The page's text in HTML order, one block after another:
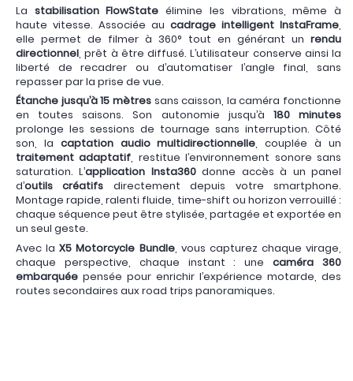
La stabilisation FlowState élimine les vibrations, même à
haute vitesse. Associée au cadrage intelligent InstaFrame,
elle permet de filmer à 360° tout en générant un rendu
directionnel, prêt à être diffusé. L’utilisateur conserve ainsi la
liberté de recadrer ou d’automatiser l’angle final, sans
repasser par la prise de vue.
Étanche jusqu’à 15 mètressans caisson, la caméra fonctionne
en toutes saisons. Son autonomie jusqu’à 180 minutes
prolonge les sessions de tournage sans interruption. Côté
son, la captation audio multidirectionnelle, couplée à un
traitement adaptatif, restitue l’environnement sonore sans
saturation. L’application Insta360donne accès à un panel
d’outils créatifs directement depuis votre smartphone.
Montage rapide, ralenti fluide, time-shift ou horizon verrouillé :
chaque séquence peut être stylisée, partagée et exportée en
un seul geste.
Avec laX5 Motorcycle Bundle, vous capturez chaque virage,
chaque perspective, chaque instant : unecaméra 360
embarquée pensée pour enrichir l’expérience motarde, des
routes secondaires aux road trips panoramiques.